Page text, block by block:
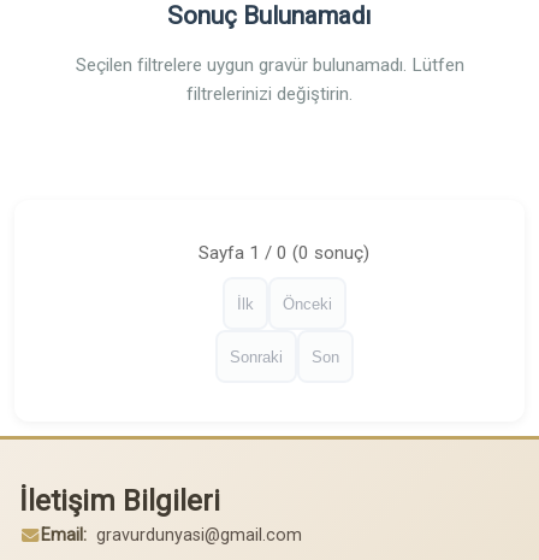
Sonuç Bulunamadı
Seçilen filtrelere uygun gravür bulunamadı. Lütfen
filtrelerinizi değiştirin.
İlk Önceki
Sayfa 1 / 0 (0 sonuç)
Sonraki Son
İletişim Bilgileri
Email: gravurdunyasi@gmail.com